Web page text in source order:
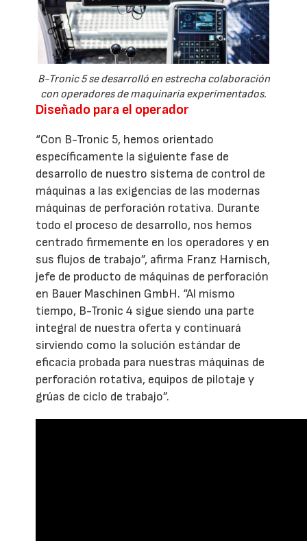
B-Tronic 5 se desarrolló en estrecha colaboración
con operadores de maquinaria experimentados.
Diseñado para el operador
“Con B-Tronic 5, hemos orientado
específicamente la siguiente fase de
desarrollo de nuestro sistema de control de
máquinas a las exigencias de las modernas
máquinas de perforación rotativa. Durante
todo el proceso de desarrollo, nos hemos
centrado firmemente en los operadores y en
sus flujos de trabajo”, afirma Franz Harnisch,
jefe de producto de máquinas de perforación
en Bauer Maschinen GmbH. “Al mismo
tiempo, B-Tronic 4 sigue siendo una parte
integral de nuestra oferta y continuará
sirviendo como la solución estándar de
eficacia probada para nuestras máquinas de
perforación rotativa, equipos de pilotaje y
grúas de ciclo de trabajo”.